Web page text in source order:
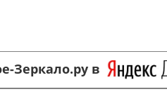
Зеркало.ру в